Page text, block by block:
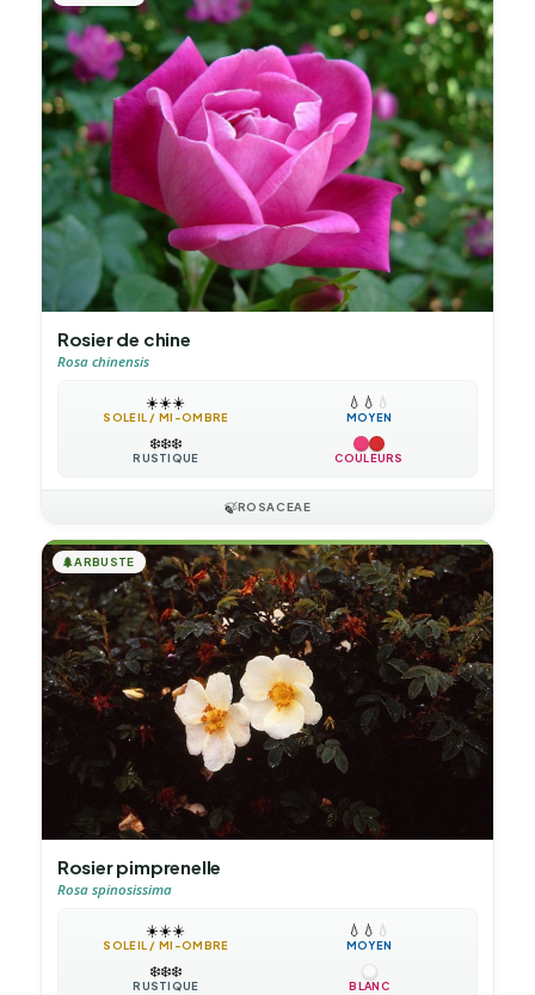
Rosier de chine
Rosa chinensis
☀️☀️☀️
SOLEIL / MI-OMBRE
💧 💧 💧
MOYEN
❄️❄️❄️
RUSTIQUE COULEURS
🍃ROSACEAE
🌲ARBUSTE
Rosier pimprenelle
Rosa spinosissima
☀️☀️☀️
SOLEIL / MI-OMBRE
💧 💧 💧
MOYEN
❄️❄️❄️
RUSTIQUE BLANC